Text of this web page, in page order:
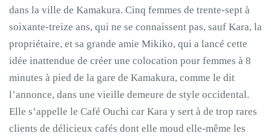
dans la ville de Kamakura. Cinq femmes de trente-sept à
soixante-treize ans, qui ne se connaissent pas, sauf Kara, la
propriétaire, et sa grande amie Mikiko, qui a lancé cette
idée inattendue de créer une colocation pour femmes à 8
minutes à pied de la gare de Kamakura, comme le dit
l’annonce, dans une vieille demeure de style occidental.
Elle s’appelle le Café Ouchi car Kara y sert à de trop rares
clients de délicieux cafés dont elle moud elle-même les